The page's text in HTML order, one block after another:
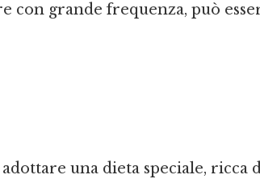
grande frequenza, può
una dieta speciale, ricca